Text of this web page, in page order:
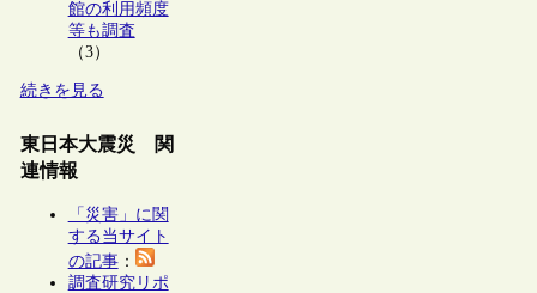
館の利用頻度
等も調査
（3）
続きを見る
東日本大震災 関
連情報
「災害」に関
する当サイト
の記事：
調査研究リポ